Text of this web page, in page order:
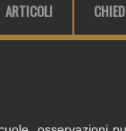
ARTICOLI